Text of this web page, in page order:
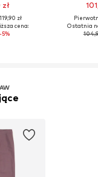
zł
cena:
-5%
Ostatnia